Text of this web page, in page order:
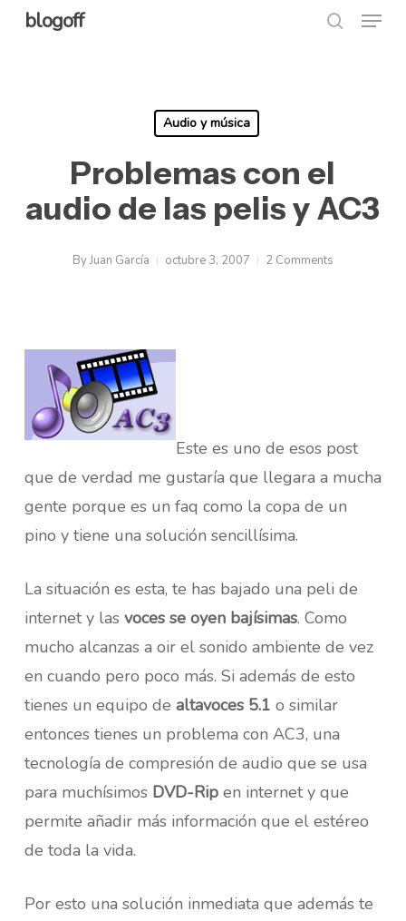
Skipblogoff Menu
Audio y música
Problemas con el
audio de las pelis y AC3
ByJuan García octubre 3, 2007 2 Comments
Este es uno de esos post
que de verdad me gustaría que llegara a mucha
gente porque es un faq como la copa de un
pino y tiene una solución sencillísima.
La situación es esta, te has bajado una peli de
internet y las voces se oyen bajísimas. Como
mucho alcanzas a oir el sonido ambiente de vez
en cuando pero poco más. Si además de esto
tienes un equipo de altavoces 5.1 o similar
entonces tienes un problema con AC3, una
tecnología de compresión de audio que se usa
para muchísimos DVD-Ripen internet y que
permite añadir más información que el estéreo
de toda la vida.
Por esto una solución inmediata que además te